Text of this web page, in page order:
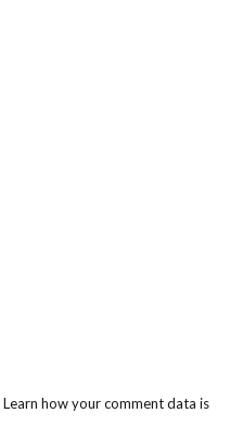
Learn how your comment data is